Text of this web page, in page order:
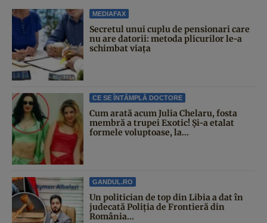
MEDIAFAX
Secretul unui cuplu de pensionari care
nu are datorii: metoda plicurilor le-a
schimbat viața
CE SE ÎNTÂMPLĂ DOCTORE
Cum arată acum Julia Chelaru, fosta
membră a trupei Exotic! Și-a etalat
formele voluptoase, la...
GANDUL.RO
Un politician de top din Libia a dat în
judecată Poliția de Frontieră din
România...